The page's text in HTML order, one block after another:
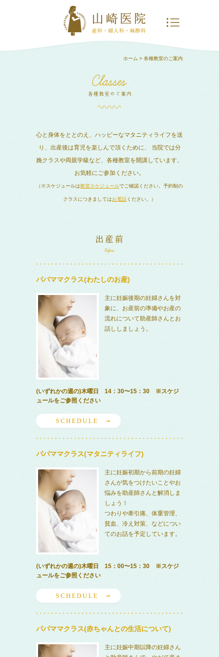
ホーム > 各種教室のご案内
心と身体をととのえ、ハッピーなマタニティライフを送
り、出産後は育児を楽しんで頂くために、
当院では分
娩クラスや両親学級など、各種教室を開講しています。
お気軽にご参加ください。
（※スケジュールは教室スケジュールでご確認ください。予約制の
クラスにつきましてはお電話ください。）
パパママクラス(わたしのお産)
主に妊娠後期の妊婦さんを対
象に、お産前の準備やお産の
流れについて助産師さんとお
話ししましょう。
(いずれかの週の)木曜日 14：30〜15：30 ※スケジ
ュールをご参照ください
SCHEDULE
パパママクラス(マタニティライフ)
主に妊娠初期から前期の妊婦
さんが気をつけたいことやお
悩みを助産師さんと解消しま
しょう！
つわりや牽引痛、体重管理、
貧血、冷え対策、などについ
てのお話を予定しています。
(いずれかの週の)木曜日 15：00〜15：30 ※スケジ
ュールをご参照ください
SCHEDULE
パパママクラス(赤ちゃんとの生活について)
主に妊娠中期以降の妊婦さん